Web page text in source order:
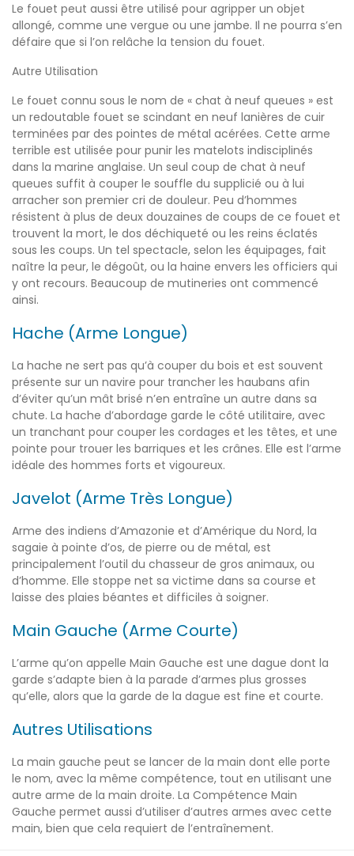
Le fouet peut aussi être utilisé pour agripper un objet
allongé, comme une vergue ou une jambe. Il ne pourra s’en
défaire que si l’on relâche la tension du fouet.
Autre Utilisation
Le fouet connu sous le nom de « chat à neuf queues » est
un redoutable fouet se scindant en neuf lanières de cuir
terminées par des pointes de métal acérées. Cette arme
terrible est utilisée pour punir les matelots indisciplinés
dans la marine anglaise. Un seul coup de chat à neuf
queues suffit à couper le souffle du supplicié ou à lui
arracher son premier cri de douleur. Peu d’hommes
résistent à plus de deux douzaines de coups de ce fouet et
trouvent la mort, le dos déchiqueté ou les reins éclatés
sous les coups. Un tel spectacle, selon les équipages, fait
naître la peur, le dégoût, ou la haine envers les officiers qui
y ont recours. Beaucoup de mutineries ont commencé
ainsi.
Hache (Arme Longue)
La hache ne sert pas qu’à couper du bois et est souvent
présente sur un navire pour trancher les haubans afin
d’éviter qu’un mât brisé n’en entraîne un autre dans sa
chute. La hache d’abordage garde le côté utilitaire, avec
un tranchant pour couper les cordages et les têtes, et une
pointe pour trouer les barriques et les crânes. Elle est l’arme
idéale des hommes forts et vigoureux.
Javelot (Arme Très Longue)
Arme des indiens d’Amazonie et d’Amérique du Nord, la
sagaie à pointe d’os, de pierre ou de métal, est
principalement l’outil du chasseur de gros animaux, ou
d’homme. Elle stoppe net sa victime dans sa course et
laisse des plaies béantes et difficiles à soigner.
Main Gauche (Arme Courte)
L’arme qu’on appelle Main Gauche est une dague dont la
garde s’adapte bien à la parade d’armes plus grosses
qu’elle, alors que la garde de la dague est fine et courte.
Autres Utilisations
La main gauche peut se lancer de la main dont elle porte
le nom, avec la même compétence, tout en utilisant une
autre arme de la main droite. La Compétence Main
Gauche permet aussi d’utiliser d’autres armes avec cette
main, bien que cela requiert de l’entraînement.